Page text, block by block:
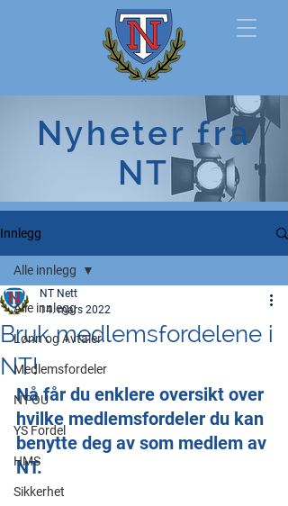
Tollerforbund
Nyheter fra
NT
Innlegg
Alle innlegg
Lønn og Avtaler
Medlemsfordeler
NT-OU
YS Fordel
HMS
Sikkerhet
Alle innlegg
Bruk medlemsfordelene i
NT!
NT Nett
14. mars 2022
Nå får du enklere oversikt over
hvilke medlemsfordeler du kan
benytte deg av som medlem av
NT.